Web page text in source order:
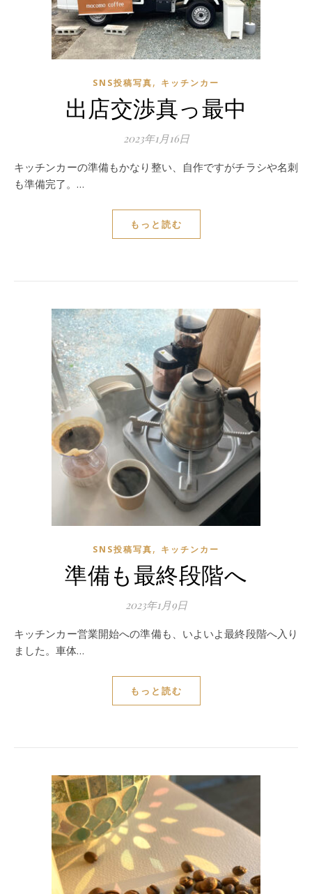
SNS投稿写真, キッチンカー
出店交渉真っ最中
2023年1月16日
キッチンカーの準備もかなり整い、自作ですがチラシや名刺
も準備完了。…
もっと読む
SNS投稿写真, キッチンカー
準備も最終段階へ
2023年1月9日
キッチンカー営業開始への準備も、いよいよ最終段階へ入り
ました。車体…
もっと読む